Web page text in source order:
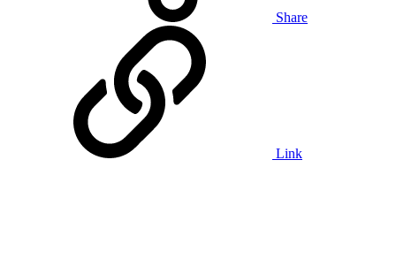
Share
Link